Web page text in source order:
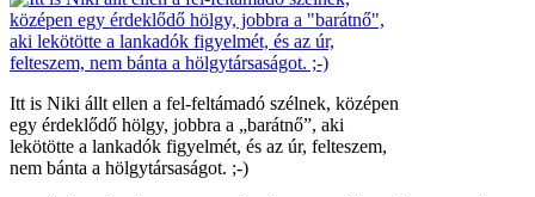
Itt is Niki állt ellen a fel-feltámadó szélnek, középen
egy érdeklődő hölgy, jobbra a „barátnő”, aki
lekötötte a lankadók figyelmét, és az úr, felteszem,
nem bánta a hölgytársaságot. ;-)